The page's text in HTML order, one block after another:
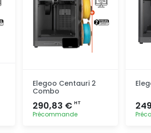
Elegoo Centauri 2
Combo
290,83 € HT
Précommande